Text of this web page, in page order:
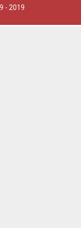
- 2019